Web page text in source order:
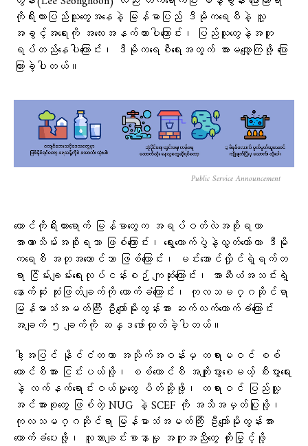
ကိုရီးယားပြည်သူတွေအနေနဲ့ မြန်မာပြည် ဒီမိုကရေစီနဲ့ လူ့
အခွင့်အရေးကို အလေးအနက်ထားပါကြောင်း၊ ပြည်သူတွေနဲ့အတူ
ရပ်တည်နေပါကြောင်း၊ ဒီမိုကရေစီရေးအတွက် အားမလျှော့ကြဖို့ ပြော
ကြားခဲ့ပါတယ်။
Public Service Announcement
တောင်ကိုရီးယားရောက် မြန်မာတွေက အရပ်ဝတ်လဲအစိုးရဟာ
အာဏာသိမ်းအစိုးရသာ ဖြစ်ကြောင်း၊ ရွေးကောက်ပွဲနဲ့လွှတ်တော်ဟာ ဒီမို
ကရေစီ အတုအယောင်သာ ဖြစ်ကြောင်း၊ မင်းအောင်လှိုင်ရဲ့ရက်တ
ရာ ငြိမ်းချမ်းရေးလုပ်ငန်းစဉ် ကျဆုံးကြောင်း၊ အာဆီယံအသင်းရဲ့
နောက်ဆုံး ဆုံးဖြတ်ချက်ကို ထောက်ခံကြောင်း၊ ကုလသမဂ္ဂဆိုင်ရာ
မြန်မာသံအမတ်ကြီး ဦးကျော်မိုးထွန်းအား ဆက်လက်ထောက်ခံကြောင်း
အချက် ၅ ချက်ကို ဆန္ဒဖော်ထုတ်ခဲ့ပါတယ်။
ဒါ့အပြင် နိုင်ငံတကာ အသိုက်အဝန်းမှ တရားမဝင် စစ်
ကောင်စီအား ငြင်းပယ်ဖို့၊ စစ်ကောင်စီ အကျိုးပွားစေမယ့် စီးပွားရေး
နဲ့ လက်နက်ရောင်းဝယ်မှုတွေ ပိတ်ဆို့ဖို့၊ တရားဝင် ပြည်သူ့
အင်အားစုတွေ ဖြစ်တဲ့ NUG နဲ့ SCEF ကို အသိအမှတ်ပြုဖို့၊
ကုလသမဂ္ဂဆိုင်ရာ မြန်မာသံအမတ်ကြီး ဦးကျော်မိုးထွန်းအား
ထောက်ခံပေးဖို့၊ လူသားချင်းစာနာမှု အကူအညီတွေ တိုးမြှင့်ဖို့